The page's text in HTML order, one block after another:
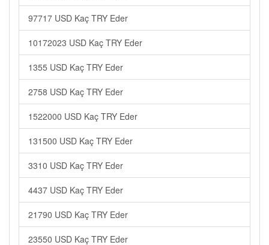
97717 USD Kaç TRY Eder
10172023 USD Kaç TRY Eder
1355 USD Kaç TRY Eder
2758 USD Kaç TRY Eder
1522000 USD Kaç TRY Eder
131500 USD Kaç TRY Eder
3310 USD Kaç TRY Eder
4437 USD Kaç TRY Eder
21790 USD Kaç TRY Eder
23550 USD Kaç TRY Eder